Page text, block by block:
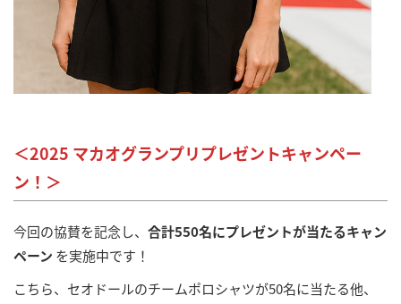
＜2025 マカオグランプリプレゼントキャンペー
ン！＞
今回の協賛を記念し、 合計550名にプレゼントが当たるキャン
ペーン を実施中です！
こちら、セオドールのチームポロシャツが50名に当たる他、